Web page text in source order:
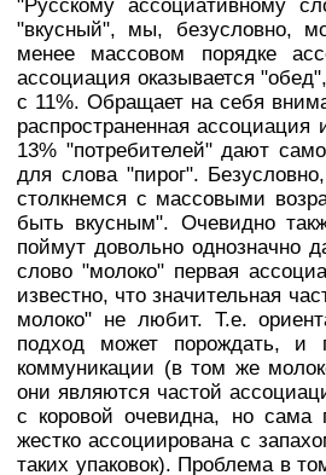
"Русскому ассоциативному
"вкусный", мы, безусловно,
менее массовом порядке
ассоциация оказывается
с 11%. Обращает на себя
распространенная ассоциация
13% "потребителей" дают
для слова "пирог".
столкнемся с массовыми
быть вкусным". Очевидно
поймут довольно однозначно
слово "молоко" первая
известно, что значительная
молоко" не любит. Т.е.
подход может порождать,
коммуникации (в том же
они являются частой
с коровой очевидна, но
жестко ассоциирована с
таких упаковок). Проблема в